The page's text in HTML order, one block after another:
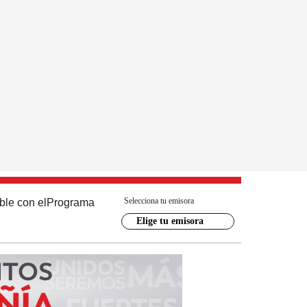
con el Programa Selecciona tu emisora
Elige tu emisora